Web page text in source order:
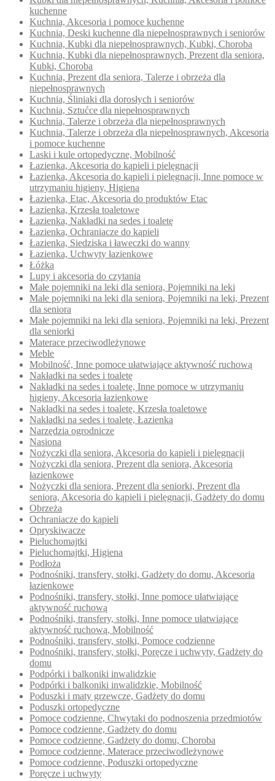
kuchenne
Kuchnia, Akcesoria i pomoce kuchenne
Kuchnia, Deski kuchenne dla niepełnosprawnych i seniorów
Kuchnia, Kubki dla niepełnosprawnych, Kubki, Choroba
Kuchnia, Kubki dla niepełnosprawnych, Prezent dla seniora,
Kubki, Choroba
Kuchnia, Prezent dla seniora, Talerze i obrzeża dla
niepełnosprawnych
Kuchnia, Śliniaki dla dorosłych i seniorów
Kuchnia, Sztućce dla niepełnosprawnych
Kuchnia, Talerze i obrzeża dla niepełnosprawnych
Kuchnia, Talerze i obrzeża dla niepełnosprawnych, Akcesoria
i pomoce kuchenne
Laski i kule ortopedyczne, Mobilność
Łazienka, Akcesoria do kąpieli i pielęgnacji
Łazienka, Akcesoria do kąpieli i pielęgnacji, Inne pomoce w
utrzymaniu higieny, Higiena
Łazienka, Etac, Akcesoria do produktów Etac
Łazienka, Krzesła toaletowe
Łazienka, Nakładki na sedes i toaletę
Łazienka, Ochraniacze do kąpieli
Łazienka, Siedziska i ławeczki do wanny
Łazienka, Uchwyty łazienkowe
Łóżka
Lupy i akcesoria do czytania
Małe pojemniki na leki dla seniora, Pojemniki na leki
Małe pojemniki na leki dla seniora, Pojemniki na leki, Prezent
dla seniora
Małe pojemniki na leki dla seniora, Pojemniki na leki, Prezent
dla seniorki
Materace przeciwodleżynowe
Meble
Mobilność, Inne pomoce ułatwiające aktywność ruchową
Nakładki na sedes i toaletę
Nakładki na sedes i toaletę, Inne pomoce w utrzymaniu
higieny, Akcesoria łazienkowe
Nakładki na sedes i toaletę, Krzesła toaletowe
Nakładki na sedes i toaletę, Łazienka
Narzędzia ogrodnicze
Nasiona
Nożyczki dla seniora, Akcesoria do kąpieli i pielęgnacji
Nożyczki dla seniora, Prezent dla seniora, Akcesoria
łazienkowe
Nożyczki dla seniora, Prezent dla seniorki, Prezent dla
seniora, Akcesoria do kąpieli i pielęgnacji, Gadżety do domu
Obrzeża
Ochraniacze do kąpieli
Opryskiwacze
Pieluchomajtki
Pieluchomajtki, Higiena
Podłoża
Podnośniki, transfery, stołki, Gadżety do domu, Akcesoria
łazienkowe
Podnośniki, transfery, stołki, Inne pomoce ułatwiające
aktywność ruchową
Podnośniki, transfery, stołki, Inne pomoce ułatwiające
aktywność ruchową, Mobilność
Podnośniki, transfery, stołki, Pomoce codzienne
Podnośniki, transfery, stołki, Poręcze i uchwyty, Gadżety do
domu
Podpórki i balkoniki inwalidzkie
Podpórki i balkoniki inwalidzkie, Mobilność
Poduszki i maty grzewcze, Gadżety do domu
Poduszki ortopedyczne
Pomoce codzienne, Chwytaki do podnoszenia przedmiotów
Pomoce codzienne, Gadżety do domu
Pomoce codzienne, Gadżety do domu, Choroba
Pomoce codzienne, Materace przeciwodleżynowe
Pomoce codzienne, Poduszki ortopedyczne
Poręcze i uchwyty